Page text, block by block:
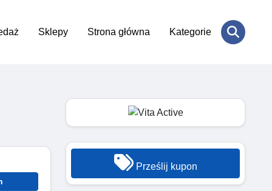
Sklepy Strona główna Kategorie
Prześlij kupon